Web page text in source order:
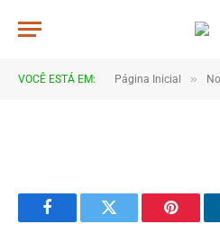
VOCÊ ESTÁ EM: Página Inicial »
JWR_7806
FacebookTwitter